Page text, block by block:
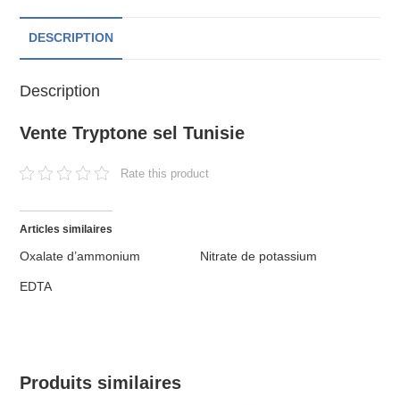
DESCRIPTION
Description
Vente Tryptone sel Tunisie
Rate this product
Articles similaires
Oxalate d’ammonium Nitrate de potassium
EDTA
Produits similaires